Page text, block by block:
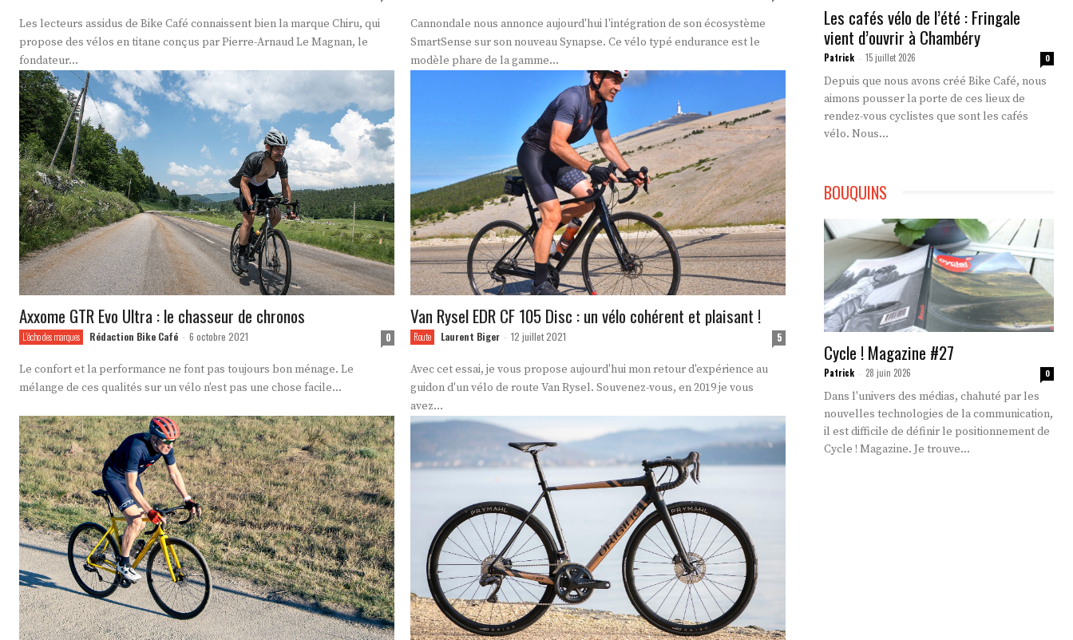
Les lecteurs assidus de Bike Café connaissent bien la marque Chiru, qui
propose des vélos en titane conçus par Pierre-Arnaud Le Magnan, le
fondateur...
Cannondale nous annonce aujourd'hui l'intégration de son écosystème
SmartSense sur son nouveau Synapse. Ce vélo typé endurance est le
modèle phare de la gamme...
Axxome GTR Evo Ultra : le chasseur de chronos
L'écho des marques Rédaction Bike Café - 6 octobre 2021 0
Le confort et la performance ne font pas toujours bon ménage. Le
mélange de ces qualités sur un vélo n'est pas une chose facile...
Van Rysel EDR CF 105 Disc : un vélo cohérent et plaisant !
Route Laurent Biger - 12 juillet 2021 5
Avec cet essai, je vous propose aujourd'hui mon retour d'expérience au
guidon d'un vélo de route Van Rysel. Souvenez-vous, en 2019 je vous
avez...
Les cafés vélo de l’été : Fringale
vient d’ouvrir à Chambéry
Patrick - 15 juillet 2026 0
Depuis que nous avons créé Bike Café, nous
aimons pousser la porte de ces lieux de
rendez-vous cyclistes que sont les cafés
vélo. Nous...
BOUQUINS
Cycle ! Magazine #27
Patrick - 28 juin 2026 0
Dans l'univers des médias, chahuté par les
nouvelles technologies de la communication,
il est difficile de définir le positionnement de
Cycle ! Magazine. Je trouve...